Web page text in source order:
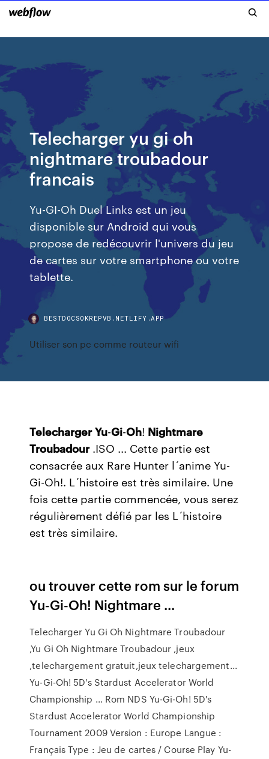
Telecharger yu gi oh
nightmare troubadour
francais
Yu-GI-Oh Duel Links est un jeu
disponible sur Android qui vous
propose de redécouvrir l'univers du jeu
de cartes sur votre smartphone ou votre
tablette.
BESTDOCSOKREPVB.NETLIFY.APP
Utiliser son pc comme routeur wifi
Telecharger Yu-Gi-Oh! Nightmare
Troubadour.ISO ... Cette partie est
consacrée aux Rare Hunter l´anime Yu-
Gi-Oh!. L´histoire est très similaire. Une
fois cette partie commencée, vous serez
régulièrement défié par les L´histoire
est très similaire.
ou trouver cette rom sur le forum
Yu-Gi-Oh! Nightmare ...
Telecharger Yu Gi Oh Nightmare Troubadour
,Yu Gi Oh Nightmare Troubadour ,jeux
,telechargement gratuit,jeux telechargement...
Yu-Gi-Oh! 5D's Stardust Accelerator World
Championship ... Rom NDS Yu-Gi-Oh! 5D's
Stardust Accelerator World Championship
Tournament 2009 Version : Europe Langue :
Français Type : Jeu de cartes / Course Play Yu-